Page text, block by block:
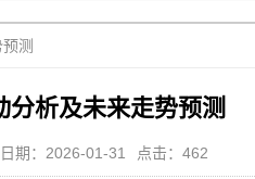
测
分析及未来走势预测
日期：2026-01-31 点击：462